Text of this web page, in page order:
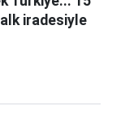
iradesiyle